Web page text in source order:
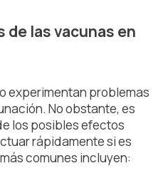
las vacunas en
experimentan problemas
No obstante, es
los posibles efectos
rápidamente si es
comunes incluyen: